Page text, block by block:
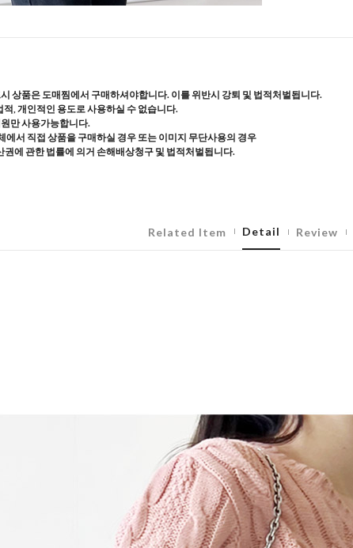
상품은 도매찜에서 구매하셔야합니다. 이를 위반시 강퇴 및 법적처벌됩니다.
, 개인적인 용도로 사용하실 수 없습니다.
만 사용가능합니다.
에서 직접 상품을 구매하실 경우 또는 이미지 무단사용의 경우
에 관한 법률에 의거 손해배상청구 및 법적처벌됩니다.
Related Item Detail Review